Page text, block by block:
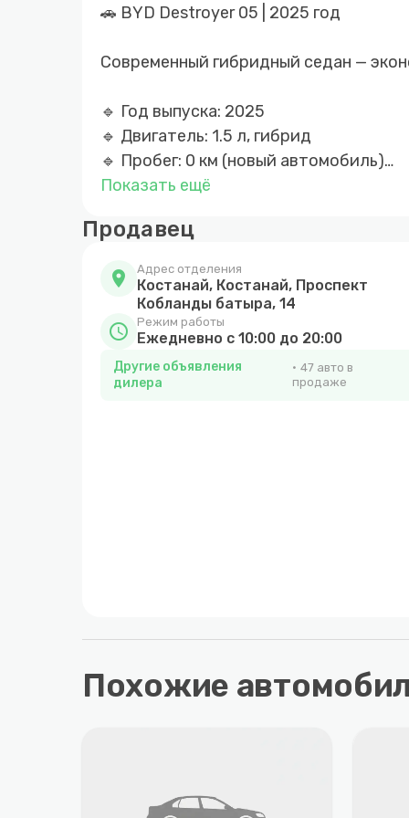
🚗 BYD Destroyer 05 | 2025 год
Современный гибридный седан —
🔹 Год выпуска: 2025
🔹 Двигатель: 1.5 л, гибрид
🔹 Пробег: 0 км (новый автомобиль)
🔹 Цена: 9 400 000 ₸
✔️ Новый автомобиль без пробега
✔️ Современные технологии и комфорт
Показать ещё
Продавец
location_on Адрес отделения
Костанай, Костанай, Проспект
Кобланды батыра, 14
schedule Режим работы
Ежедневно с 10:00 до 20:00
Другие объявления
дилера
47 авто в
продаже
Похожие